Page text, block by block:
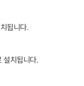
됩니다.
설치됩니다.